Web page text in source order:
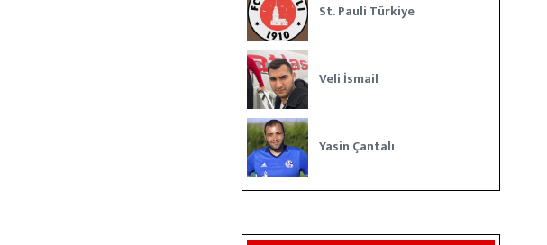
St. Pauli Türkiye
Veli İsmail
Yasin Çantalı